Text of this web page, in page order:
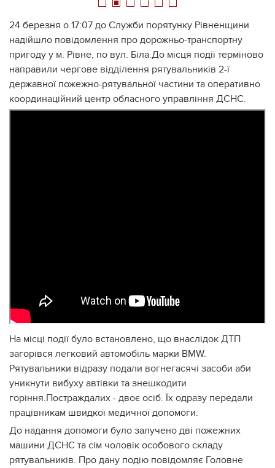
1 2 3 4 5 6
24 березня о 17:07 до Служби порятунку Рівненщини
надійшло повідомлення про дорожньо-транспортну
пригоду у м. Рівне, по вул. Біла.До місця події терміново
направили чергове відділення рятувальників 2-ї
державної пожежно-рятувальної частини та оперативно
координаційний центр обласного управління ДСНС.
На місці події було встановлено, що внаслідок ДТП
загорівся легковий автомобіль марки BMW.
Рятувальники відразу подали вогнегасячі засоби аби
уникнути вибуху автівки та знешкодити
горіння.Постраждалих - двоє осіб. Їх одразу передали
працівникам швидкої медичної допомоги.
До надання допомоги було залучено дві пожежних
машини ДСНС та сім чоловік особового складу
рятувальників. Про дану подію повідомляє Головне